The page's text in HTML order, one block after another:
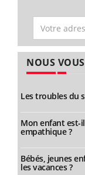
NOUS
Les troubles du
Mon enfant est-
empathique ?
Bébés, jeunes
les vacances ?